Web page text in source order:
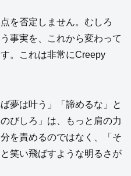
を否定しません。むしろ
事実を、これから変わって
。これは非常にCreepy
夢は叶う」「諦めるな」と
びしろ」は、もっと肩の力
を責めるのではなく、「そ
笑い飛ばすような明るさが